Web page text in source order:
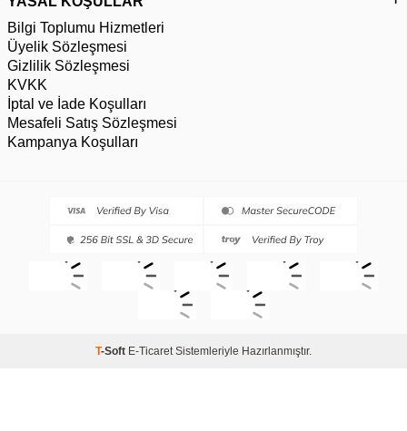
Bilgi Toplumu Hizmetleri
Üyelik Sözleşmesi
Gizlilik Sözleşmesi
KVKK
İptal ve İade Koşulları
Mesafeli Satış Sözleşmesi
Kampanya Koşulları
T-Soft E-Ticaret Sistemleriyle Hazırlanmıştır.